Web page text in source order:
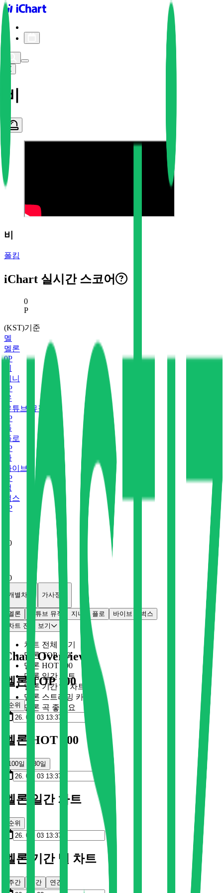
iChart logo
비
비
폴킴
iChart 실시간 스코어
현재 스코어
0
P
(KST)기준
멜
멜론
0P
지니
P
유
유튜브 뮤직
P
플
플로
P
바
바이브
P
벅
벅스
P
0
0
개별차트 가사정보
멜론 유튜브 뮤직 지니 플로 바이브
벅스
차트 전체 보기
차트 전체 보기
멜론 TOP 100
멜론 HOT 100
멜론 일간 차트
멜론 기간 별 차트
멜론 스트리밍 카드
멜론 곡 좋아요
Chart Overview
멜론 TOP 100
순위
멜론 HOT 100
100일 30일
멜론 일간 차트
순위
멜론 기간 별 차트
주간 월간 연간